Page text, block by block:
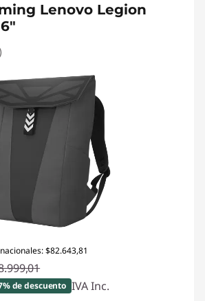
Lenovo Legion
$82.643,81
de descuento IVA Inc.